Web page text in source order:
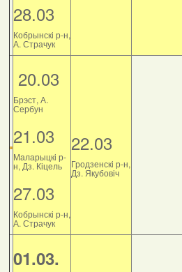
28.03
Кобрынскі р-н,
А. Страчук
20.03
Брэст, А.
Сербун
21.03
Маларыцкі р-
н, Дз. Кіцель
27.03
Кобрынскі р-н,
А. Страчук
22.03
Гродзенскі р-н,
Дз. Якубовіч
01.03.